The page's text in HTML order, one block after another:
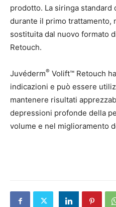
prodotto. La siringa standard
durante il primo trattamento,
sostituita dal nuovo formato
Retouch.
Juvéderm® Volift™ Retouch
indicazioni e può essere
mantenere risultati
depressioni profonde della
volume e nel miglioramento